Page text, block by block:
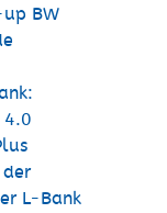
BW
4.0
L-Bank